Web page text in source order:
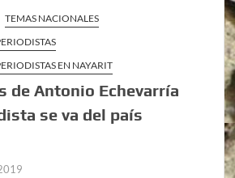
TEMAS NACIONALES
EN NAYARIT
de Antonio Echevarría
se va del país